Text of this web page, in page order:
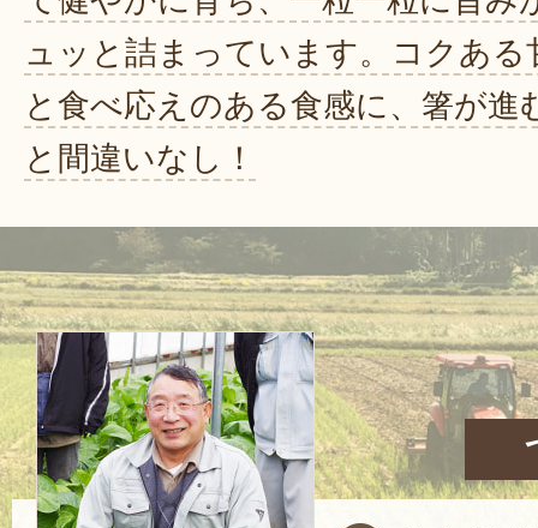
ュッと詰まっています。コクある
と食べ応えのある食感に、箸が進
と間違いなし！